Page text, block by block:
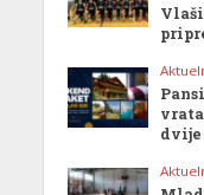
dvije